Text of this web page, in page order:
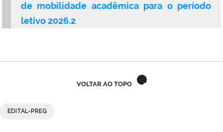
Secretaria-Geral da Presidência da República
de mobilidade acadêmica para o período
letivo 2026.2
VOLTAR AO TOPO
EDITAL-PREG